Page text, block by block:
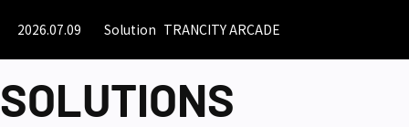
2026.07.09 Solution TRANCITY ARCADE
SOLUTIONS